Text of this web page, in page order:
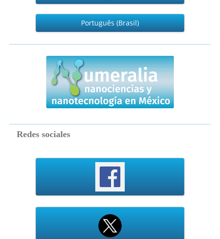
Português (Brasil)
numeralia
Redes sociales